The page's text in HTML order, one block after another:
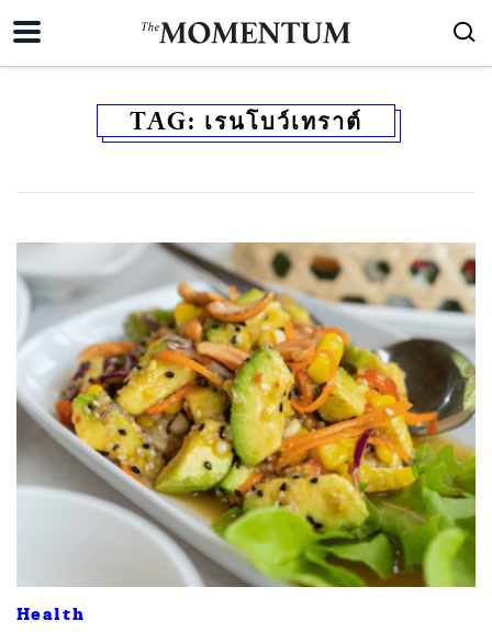
TAG: เรนโบว์เทราต์
Health
SHARE TWEET LINE EMAIL